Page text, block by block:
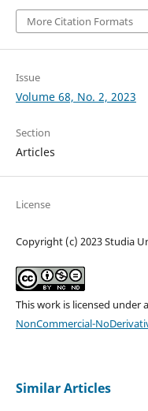
More Citation Formats
Issue
Volume 68, No. 2, 2023
Section
Articles
License
Copyright (c) 2023 Studia
This work is licensed under a
NonCommercial-
Similar Articles